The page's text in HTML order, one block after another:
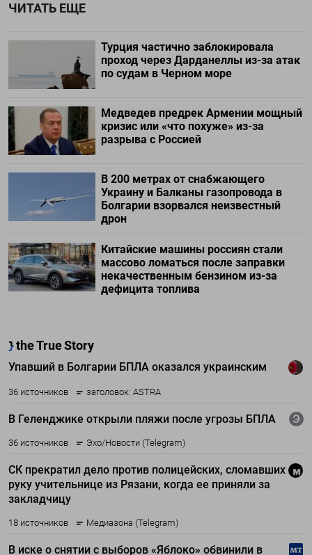
ЧИТАТЬ ЕЩЕ
Турция частично заблокировала
проход через Дарданеллы из-за атак
по судам в Черном море
Медведев предрек Армении мощный
кризис или «что похуже» из-за
разрыва с Россией
В 200 метрах от снабжающего
Украину и Балканы газопровода в
Болгарии взорвался неизвестный
дрон
Китайские машины россиян стали
массово ломаться после заправки
некачественным бензином из-за
дефицита топлива